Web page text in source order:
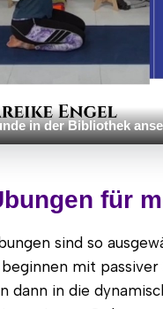
in der Bibliothek
für
sind so
mit
dann in die